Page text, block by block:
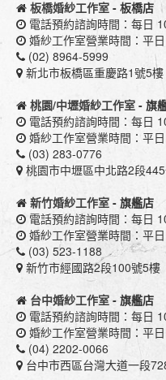
板橋婚紗工作室 - 板橋店
電話預約諮詢時間：每日
婚紗工作室營業時間：平
(02) 8964-5999
新北市板橋區重慶路1號5樓
桃園/中壢婚紗工作室 - 旗
電話預約諮詢時間：每日
婚紗工作室營業時間：平
(03) 283-0776
桃園市中壢區中北路2段
新竹婚紗工作室 - 旗艦店
電話預約諮詢時間：每日
婚紗工作室營業時間：平
(03) 523-1188
新竹市經國路2段100號5樓
台中婚紗工作室 - 旗艦店
電話預約諮詢時間：每日
婚紗工作室營業時間：平
(04) 2202-0066
台中市西區台灣大道一段